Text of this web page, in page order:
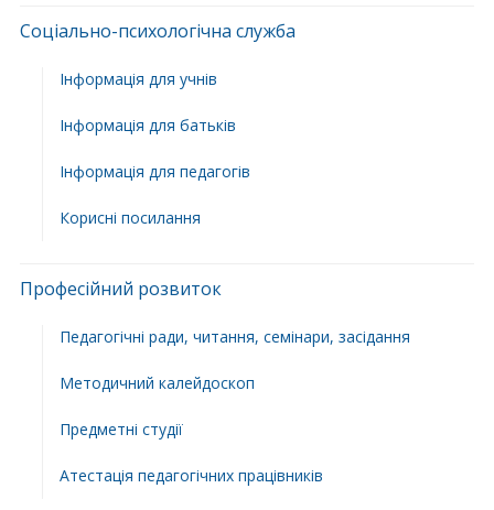
Соціально-психологічна служба
Інформація для учнів
Інформація для батьків
Інформація для педагогів
Корисні посилання
Професійний розвиток
Педагогічні ради, читання, семінари, засідання
Методичний калейдоскоп
Предметні студії
Атестація педагогічних працівників